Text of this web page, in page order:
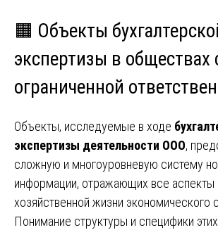
🟧 Объекты
экспертизы в обществах
ограниченной
Объекты, исследуемые в ходе
экспертизы деятельности ООО,
сложную и многоуровневую систему
информации, отражающих все аспекты
хозяйственной жизни экономического
Понимание структуры и специфики